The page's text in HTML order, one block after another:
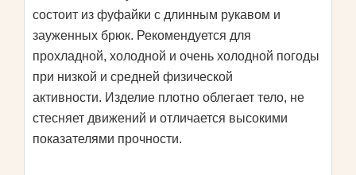
состоит из фуфайки с длинным рукавом и
зауженных брюк. Рекомендуется для
прохладной, холодной и очень холодной погоды
при низкой и средней физической
активности. Изделие плотно облегает тело, не
стесняет движений и отличается высокими
показателями прочности.